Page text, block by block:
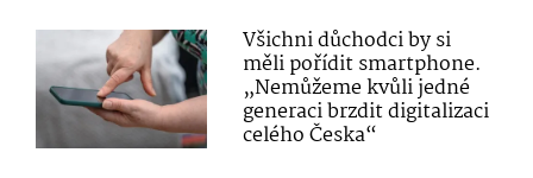
Všichni důchodci by si
měli pořídit smartphone.
„Nemůžeme kvůli jedné
generaci brzdit digitalizaci
celého Česka“